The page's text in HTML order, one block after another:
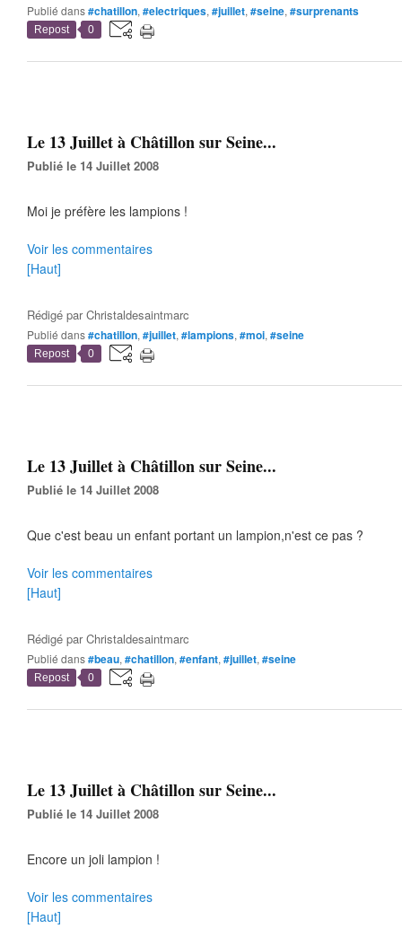
Publié dans#chatillon, #electriques, #juillet, #seine, #surprenants
Repost 0
Le 13 Juillet à Châtillon sur Seine...
Publié le 14 Juillet 2008
Moi je préfère les lampions !
Voir les commentaires
[Haut]
Rédigé parChristaldesaintmarc
Publié dans#chatillon, #juillet, #lampions, #moi, #seine
Repost 0
Le 13 Juillet à Châtillon sur Seine...
Publié le 14 Juillet 2008
Que c'est beau un enfant portant un lampion,n'est ce pas ?
Voir les commentaires
[Haut]
Rédigé parChristaldesaintmarc
Publié dans#beau, #chatillon, #enfant, #juillet, #seine
Repost 0
Le 13 Juillet à Châtillon sur Seine...
Publié le 14 Juillet 2008
Encore un joli lampion !
Voir les commentaires
[Haut]